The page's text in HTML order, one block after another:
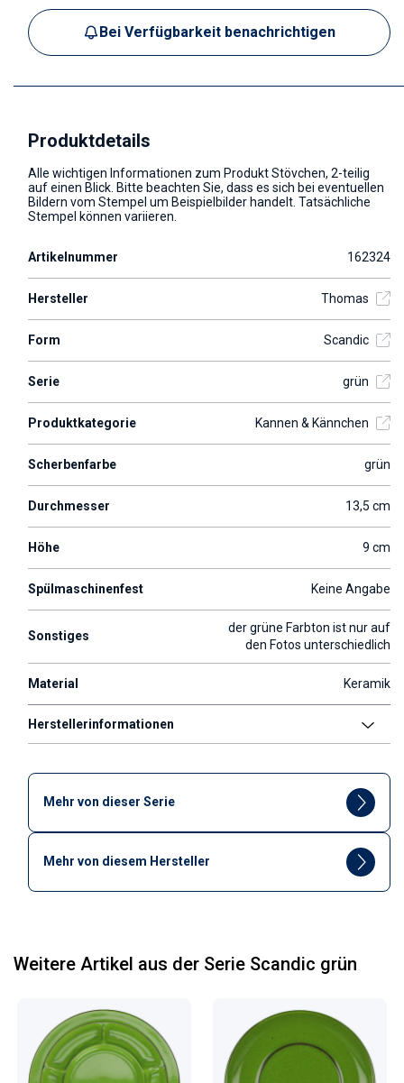
Bei Verfügbarkeit benachrichtigen
Produktdetails
Alle wichtigen Informationen zum Produkt Stövchen, 2-teilig
auf einen Blick. Bitte beachten Sie, dass es sich bei eventuellen
Bildern vom Stempel um Beispielbilder handelt. Tatsächliche
Stempel können variieren.
Artikelnummer 162324
Hersteller Thomas
Form Scandic
Serie grün
Produktkategorie Kannen & Kännchen
Scherbenfarbe grün
Durchmesser 13,5 cm
Höhe 9 cm
Spülmaschinenfest Keine Angabe
Sonstiges
der grüne Farbton ist nur auf
den Fotos unterschiedlich
Material Keramik
Herstellerinformationen
Mehr von dieser Serie
Mehr von diesem Hersteller
Weitere Artikel aus der Serie Scandic grün